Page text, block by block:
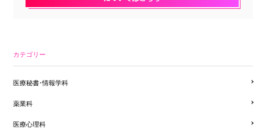
カテゴリー
医療秘書・情報学科
薬業科
医療心理科